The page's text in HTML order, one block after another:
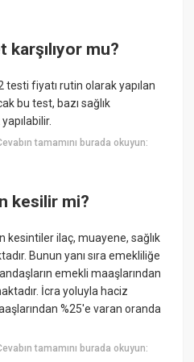
mu?
testi fiyatı rutin olarak yapılan
bu test, bazı sağlık
tamamını burada okuyun:
kesilir mi?
kesintiler ilaç, muayene, sağlık
Bunun yanı sıra emekliliğe
emekli maaşlarından
İcra yoluyla haciz
%25'e varan oranda
tamamını burada okuyun: